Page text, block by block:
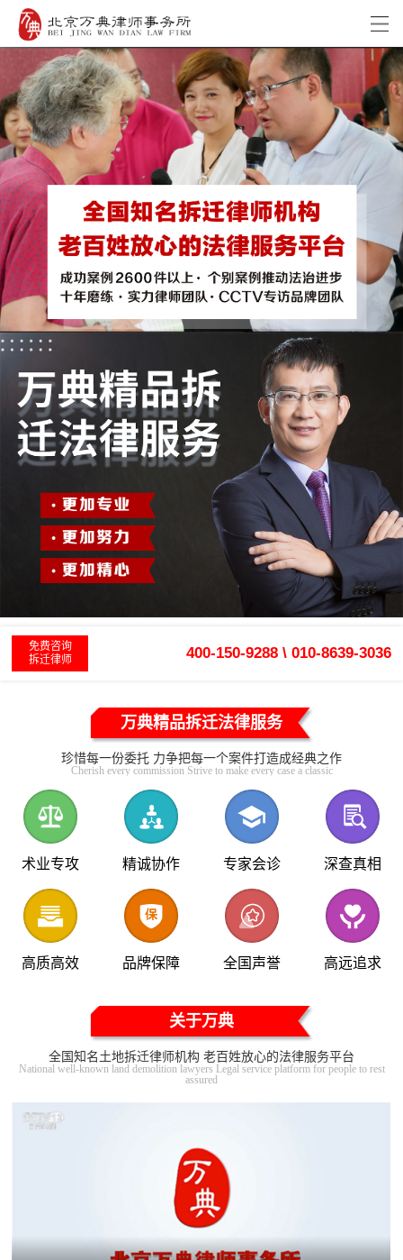
免费咨询
拆迁律师
400-150-9288 \ 010-8639-3036
万典精品拆迁法律服务
珍惜每一份委托 力争把每一个案件打造成经典之作
Cherish every commission Strive to make every case a classic
术业专攻 精诚协作 专家会诊 深查真相
高质高效 品牌保障 全国声誉 高远追求
关于万典
全国知名土地拆迁律师机构 老百姓放心的法律服务平台
National well-known land demolition lawyers Legal service platform for people to rest
assured